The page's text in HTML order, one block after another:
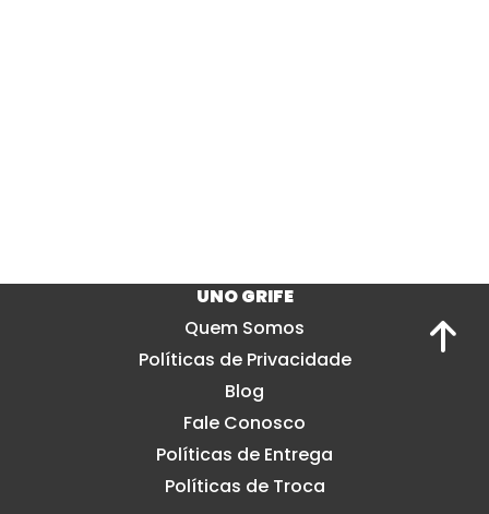
UNO GRIFE
Quem Somos
Políticas de Privacidade
Blog
Fale Conosco
Políticas de Entrega
Políticas de Troca